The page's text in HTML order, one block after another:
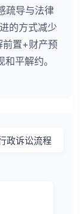
疏导与法律
的方式减少
前置+财产预
平解约。
政诉讼流程